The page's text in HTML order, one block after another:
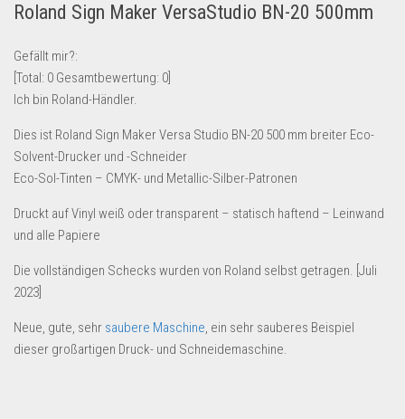
Lebensmittel & Getränke
Multimedia & Elektro
Münzen
Schuhe & Accessoires
Sport & Freizeit
Wohnen & Einrichten
eBay Restposten kaufen
Sonderposten-Angebote
Roland Sign Maker VersaStudio BN-20 500mm
Gefällt mir?:
[Total: 0 Gesamtbewertung: 0
Ich bin Roland-Händler.
Dies ist Roland Sign Maker Versa Studio BN-20 500 mm breiter Eco-
Solvent-Drucker und -Schneider
Eco-Sol-Tinten – CMYK- und Metallic-Silber-Patronen
Druckt auf Vinyl weiß oder transparent – statisch haftend – Leinwand
und alle Papiere
Die vollständigen Schecks wurden von Roland selbst getragen. [Juli
2023]
Neue, gute, sehr saubere Maschine, ein sehr sauberes Beispiel
dieser großartigen Druck- und Schneidemaschine.